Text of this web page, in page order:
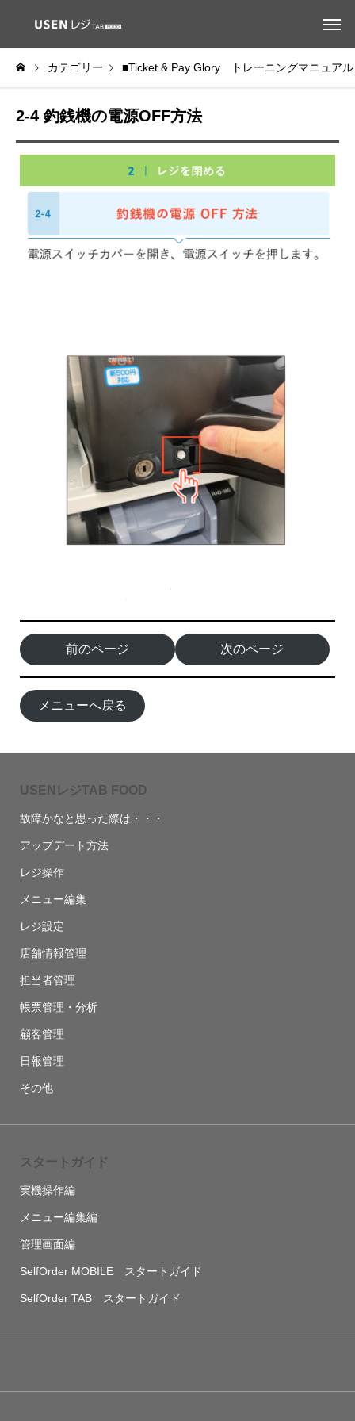
カテゴリー ■Ticket & Pay Glory トレーニングマニュアル
2-4 釣銭機の電源OFF方法
前のページ 次のページ
メニューへ戻る
USENレジTAB FOOD
故障かなと思った際は・・・
アップデート方法
レジ操作
メニュー編集
レジ設定
店舗情報管理
担当者管理
帳票管理・分析
顧客管理
日報管理
その他
スタートガイド
実機操作編
メニュー編集編
管理画面編
SelfOrder MOBILE スタートガイド
SelfOrder TAB スタートガイド